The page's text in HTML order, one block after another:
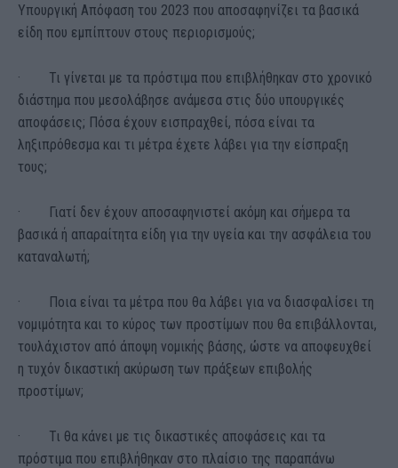
Υπουργική Απόφαση του 2023 που αποσαφηνίζει τα βασικά
είδη που εμπίπτουν στους περιορισμούς;
· Τι γίνεται με τα πρόστιμα που επιβλήθηκαν στο χρονικό
διάστημα που μεσολάβησε ανάμεσα στις δύο υπουργικές
αποφάσεις; Πόσα έχουν εισπραχθεί, πόσα είναι τα
ληξιπρόθεσμα και τι μέτρα έχετε λάβει για την είσπραξη
τους;
· Γιατί δεν έχουν αποσαφηνιστεί ακόμη και σήμερα τα
βασικά ή απαραίτητα είδη για την υγεία και την ασφάλεια του
καταναλωτή;
· Ποια είναι τα μέτρα που θα λάβει για να διασφαλίσει τη
νομιμότητα και το κύρος των προστίμων που θα επιβάλλονται,
τουλάχιστον από άποψη νομικής βάσης, ώστε να αποφευχθεί
η τυχόν δικαστική ακύρωση των πράξεων επιβολής
προστίμων;
· Τι θα κάνει με τις δικαστικές αποφάσεις και τα
πρόστιμα που επιβλήθηκαν στο πλαίσιο της παραπάνω